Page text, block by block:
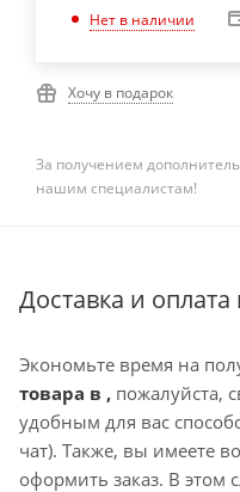
Нет в наличии
Хочу в подарок
За получением
нашим специалистам!
Доставка и оплата
Экономьте время на
товара в , пожалуйста,
удобным для вас
чат). Также, вы имеете
оформить заказ. В этом